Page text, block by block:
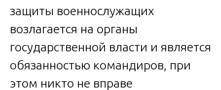
защиты военнослужащих
возлагается на органы
государственной власти и является
обязанностью командиров, при
этом никто не вправе